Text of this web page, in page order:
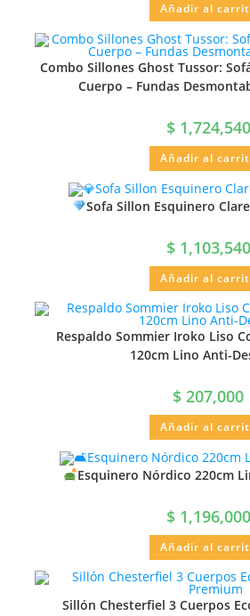
Añadir al
Combo Sillones Ghost Tussor:
Cuerpo – Fundas
$1,724,540
Añadir al
Sofa Sillon Esquinero
$1,103,540
Añadir al
Respaldo Sommier Iroko Liso
120cm Lino Anti-
$ 207,000
Añadir al
Esquinero Nórdico 220cm
$1,196,000
Añadir al
Sillón Chesterfiel 3 Cuerpos